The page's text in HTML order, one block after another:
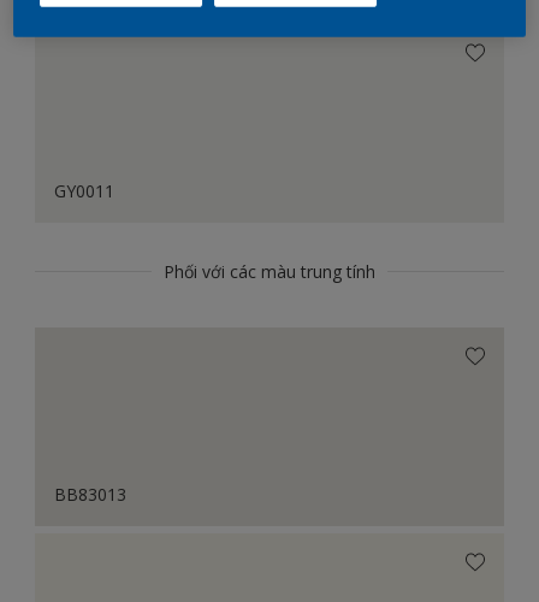
GY0011
Phối với các màu trung tính
BB83013